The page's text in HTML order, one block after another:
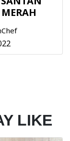
LIKE